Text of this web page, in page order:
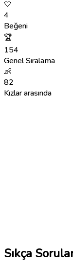
🤍
4
Beğeni
🏆
154
Genel Sıralama
👶
82
Kızlar arasında
Sıkça